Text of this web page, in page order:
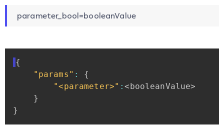
parameter_bool=booleanValue
{
"params" :
{
"<parameter>" :<booleanValue>
}
}